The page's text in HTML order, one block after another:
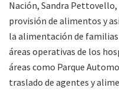
Nación, Sandra
provisión de alimentos y
la alimentación de
áreas operativas de los
áreas como Parque
traslado de agentes y